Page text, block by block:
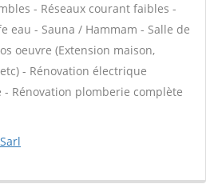
- Réseaux courant faibles -
eau - Sauna / Hammam - Salle de
oeuvre (Extension maison,
- Rénovation électrique
Rénovation plomberie complète
Sarl